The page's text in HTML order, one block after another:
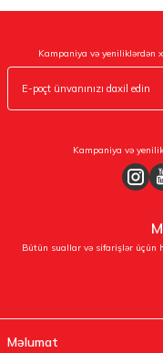
Kampaniya və yeniliklərdən
Kampaniya və
Bütün suallar və sifarişlər üçün
Məlumat